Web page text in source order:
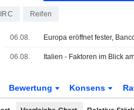
Reifen
06.08.
06.08. Italien - Faktoren im Blick
Bewertung Konsens